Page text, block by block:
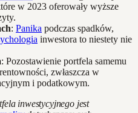
w 2023 oferowały wyższe
: Panika podczas spadków,
inwestora to niestety nie
: Pozostawienie portfela samemu
zwłaszcza w
i podatkowym.
inwestycyjnego jest